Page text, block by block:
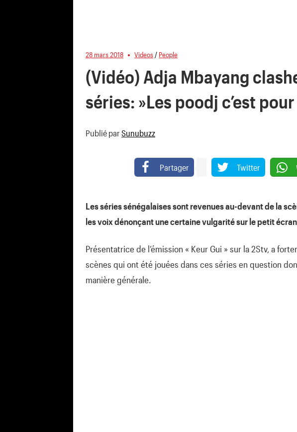
28 mars 2018 Videos / People
(Vidéo) Adja Mbayang
séries: »Les poodj c’est
Publié par Sunubuzz
Partager Twitter
Les séries sénégalaises sont revenues au-devant de la
les voix dénonçant une certaine vulgarité sur le petit
Présentatrice de l’émission « Keur Gui » sur la 2Stv, a
scènes qui ont été jouées dans ces séries en question
manière générale.